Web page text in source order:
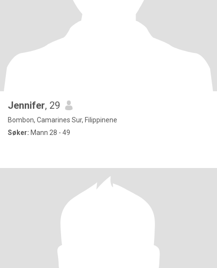
Jennifer, 29
Bombon, Camarines Sur, Filippinene
Søker: Mann 28 - 49